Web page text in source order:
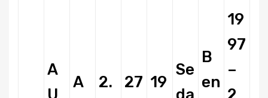
A
A
2.
27 19
Se
B
en
19
97
–